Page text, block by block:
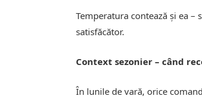
Temperatura contează și ea
satisfăcător.
Context sezonier – când
În lunile de vară, orice